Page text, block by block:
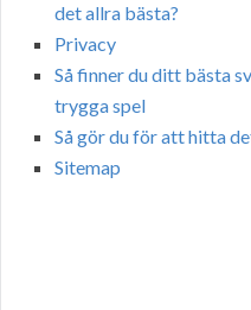
det allra bästa?
Privacy
Så finner du ditt bästa
trygga spel
Så gör du för att hitta
Sitemap